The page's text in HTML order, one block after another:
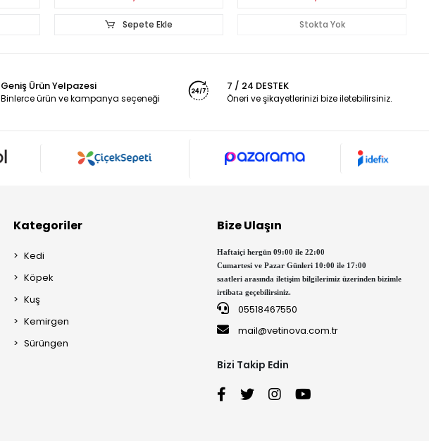
Stokta Yok Stokta Yok
Geniş Ürün Yelpazesi
Binlerce ürün ve kampanya seçeneği
7 / 24 DESTEK
Öneri ve şikayetlerinizi bize iletebilirsiniz.
Kategoriler
Kedi
Köpek
Kuş
Kemirgen
Sürüngen
Bize Ulaşın
Haftaiçi hergün 09:00 ile 22:00
Cumartesi ve Pazar Günleri 10:00 ile 17:00
saatleri arasında iletişim bilgilerimiz üzerinden bizimle
irtibata geçebilirsiniz.
05518467550
mail@vetinova.com.tr
Bizi Takip Edin